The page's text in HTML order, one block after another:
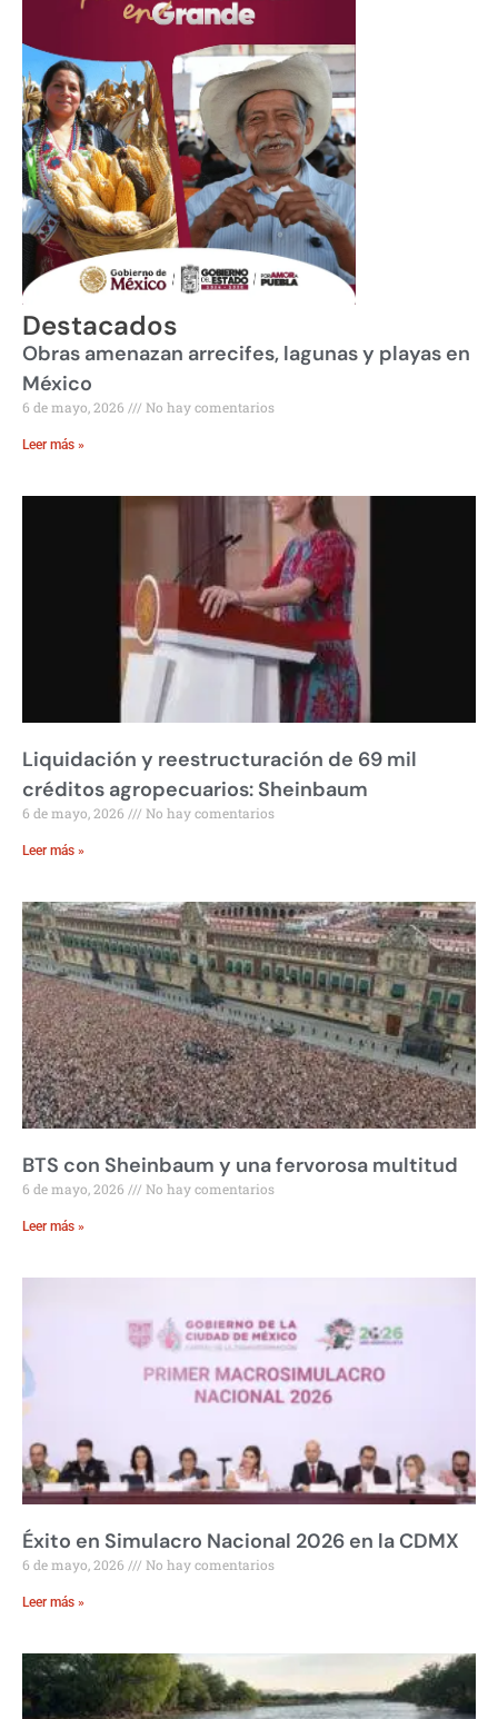
Destacados
Obras amenazan arrecifes, lagunas y playas en
México
6 de mayo, 2026 No hay comentarios
Leer más »
Liquidación y reestructuración de 69 mil
créditos agropecuarios: Sheinbaum
6 de mayo, 2026 No hay comentarios
Leer más »
BTS con Sheinbaum y una fervorosa multitud
6 de mayo, 2026 No hay comentarios
Leer más »
Éxito en Simulacro Nacional 2026 en la CDMX
6 de mayo, 2026 No hay comentarios
Leer más »